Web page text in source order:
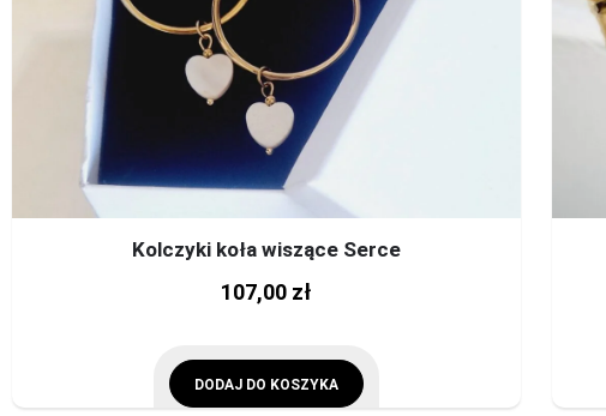
Kolczyki koła wiszące Serce
107,00 zł
DODAJ DO KOSZYKA